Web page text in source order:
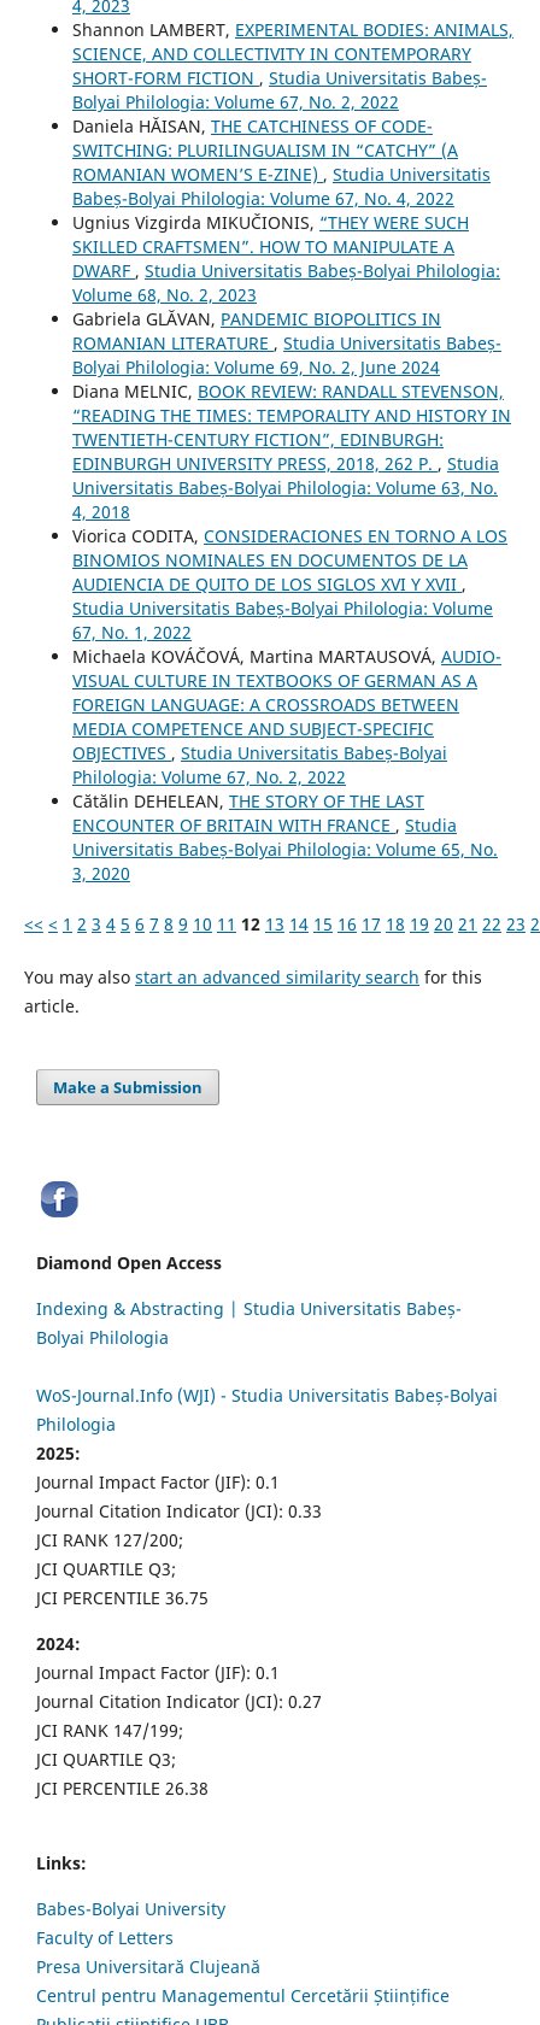
4, 2023
Shannon LAMBERT, EXPERIMENTAL BODIES: ANIMALS,
SCIENCE, AND COLLECTIVITY IN CONTEMPORARY
SHORT-FORM FICTION , Studia Universitatis Babeș-
Bolyai Philologia: Volume 67, No. 2, 2022
Daniela HĂISAN, THE CATCHINESS OF CODE-
SWITCHING: PLURILINGUALISM IN “CATCHY” (A
ROMANIAN WOMEN’S E-ZINE) , Studia Universitatis
Babeș-Bolyai Philologia: Volume 67, No. 4, 2022
Ugnius Vizgirda MIKUČIONIS, “THEY WERE SUCH
SKILLED CRAFTSMEN”. HOW TO MANIPULATE A
DWARF , Studia Universitatis Babeș-Bolyai Philologia:
Volume 68, No. 2, 2023
Gabriela GLĂVAN, PANDEMIC BIOPOLITICS IN
ROMANIAN LITERATURE , Studia Universitatis Babeș-
Bolyai Philologia: Volume 69, No. 2, June 2024
Diana MELNIC, BOOK REVIEW: RANDALL STEVENSON,
“READING THE TIMES: TEMPORALITY AND HISTORY IN
TWENTIETH-CENTURY FICTION”, EDINBURGH:
EDINBURGH UNIVERSITY PRESS, 2018, 262 P. , Studia
Universitatis Babeș-Bolyai Philologia: Volume 63, No.
4, 2018
Viorica CODITA, CONSIDERACIONES EN TORNO A LOS
BINOMIOS NOMINALES EN DOCUMENTOS DE LA
AUDIENCIA DE QUITO DE LOS SIGLOS XVI Y XVII ,
Studia Universitatis Babeș-Bolyai Philologia: Volume
67, No. 1, 2022
Michaela KOVÁČOVÁ, Martina MARTAUSOVÁ, AUDIO-
VISUAL CULTURE IN TEXTBOOKS OF GERMAN AS A
FOREIGN LANGUAGE: A CROSSROADS BETWEEN
MEDIA COMPETENCE AND SUBJECT-SPECIFIC
OBJECTIVES , Studia Universitatis Babeș-Bolyai
Philologia: Volume 67, No. 2, 2022
Cătălin DEHELEAN, THE STORY OF THE LAST
ENCOUNTER OF BRITAIN WITH FRANCE , Studia
Universitatis Babeș-Bolyai Philologia: Volume 65, No.
3, 2020
<< < 1 2 3 4 5 6 7 8 9 10 11 12 13 14 15 16 17 18 19 20 21 22 23
You may also start an advanced similarity search for this
article.
Make a Submission
Diamond Open Access
Indexing & Abstracting | Studia Universitatis Babeș-
Bolyai Philologia
WoS-Journal.Info (WJI) - Studia Universitatis Babeș-Bolyai
Philologia
2025:
Journal Impact Factor (JIF): 0.1
Journal Citation Indicator (JCI): 0.33
JCI RANK 127/200;
JCI QUARTILE Q3;
JCI PERCENTILE 36.75
2024:
Journal Impact Factor (JIF): 0.1
Journal Citation Indicator (JCI): 0.27
JCI RANK 147/199;
JCI QUARTILE Q3;
JCI PERCENTILE 26.38
Links:
Babes-Bolyai University
Faculty of Letters
Presa Universitară Clujeană
Centrul pentru Managementul Cercetării Științifice